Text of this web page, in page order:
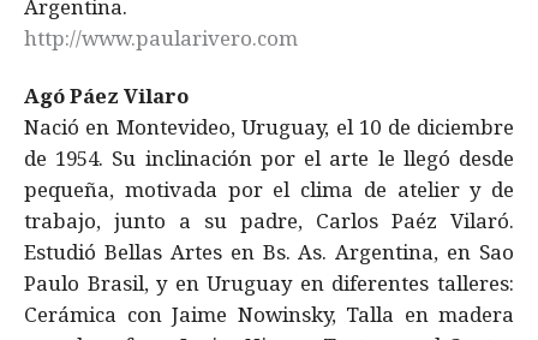
Argentina.
http://www.paularivero.com
Agó Páez Vilaro
Nació en Montevideo, Uruguay, el 10 de diciembre
de 1954. Su inclinación por el arte le llegó desde
pequeña, motivada por el clima de atelier y de
trabajo, junto a su padre, Carlos Paéz Vilaró.
Estudió Bellas Artes en Bs. As. Argentina, en Sao
Paulo Brasil, y en Uruguay en diferentes talleres:
Cerámica con Jaime Nowinsky, Talla en madera